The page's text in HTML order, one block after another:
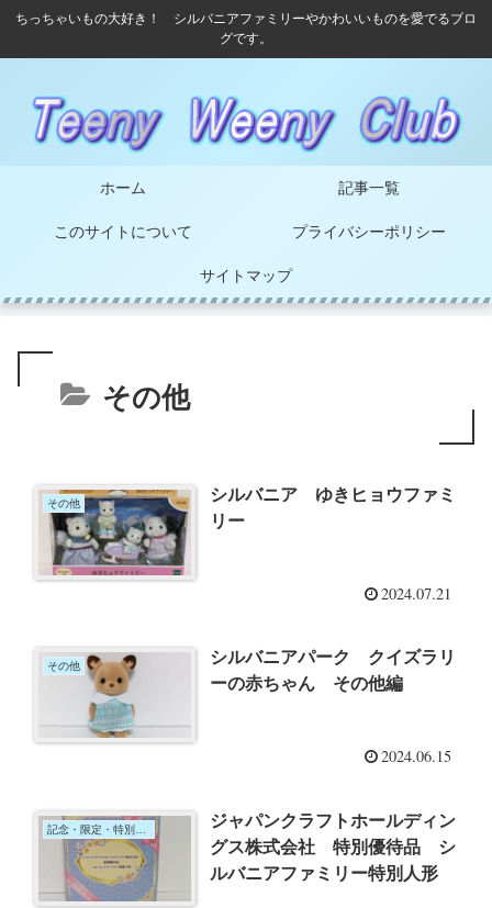
ちっちゃいもの大好き！ シルバニアファミリーやかわいいものを愛でるブロ
グです。
ホーム 記事一覧
このサイトについて プライバシーポリシー
サイトマップ
その他
その他
シルバニア ゆきヒョウファミ
リー
2024.07.21
その他
シルバニアパーク クイズラリ
ーの赤ちゃん その他編
2024.06.15
ジャパンクラフトホールディン
グス株式会社 特別優待品 シ
ルバニアファミリー特別人形